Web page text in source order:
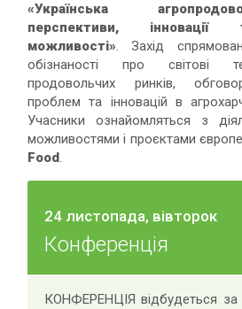
«Українська
перспективи, інновації
можливості». Захід
обізнаності про світові
продовольчих ринків,
проблем та інновацій в
Учасники ознайомляться з
можливостями і проєктами
Food.
24 листопада, вівторок
Конференція
КОНФЕРЕНЦІЯ відбудеться